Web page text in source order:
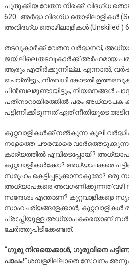
പുതുക്കിയ വേതന നിരക്ക്: വിദഗ്ധ
620 ; അർദ്ധ വിദഗ്ധ തൊഴിലാളികൾ
അവിദഗ്ധ തൊഴിലാളികൾ (Unskilled )
തടവുകാർക്ക് വേതന വർദ്ധനവ്,
ജയിലിലെ തടവുകാർക്ക് അർഹമായ
ആരും എതിർക്കുന്നില്ല. എന്നാൽ,
ചെയ്തിട്ടും, നിരവധി കോടതി
പിൻബലമുണ്ടായിട്ടും, നിയമനങ്ങൾ
പതിനാറായിരത്തിൽ പരം
പട്ടിണിക്കിടുന്നത് ഏത് നീതിയുടെ
കുറ്റവാളികൾക്ക് നൽകുന്ന കൂലി
നാളത്തെ പൗരന്മാരെ
കാര്യത്തിൽ എവിടെപ്പോയി?
കുറ്റവാളികൾക്കോ? അധ്യാപകരെ
സമൂഹം കെട്ടിപ്പടുക്കാനാകുമോ? ഒരു
അധ്യാപകരെ അവഗണിക്കുന്നത് വഴി
സന്ദേശം എന്താണ്? കുറ്റവാളികളെ
സാഹചര്യങ്ങളേക്കാൾ, കുറ്റവാളികൾ
പ്രാപ്തിയുള്ള അധ്യാപകരെയാണ്
ചേർത്തുപിടിക്കേണ്ടത്.
“ഗുരു നിന്ദയെക്കാൾ, ഗുരുവിനെ
പാപം!”ശമ്പളമില്ലാതെ സേവനം